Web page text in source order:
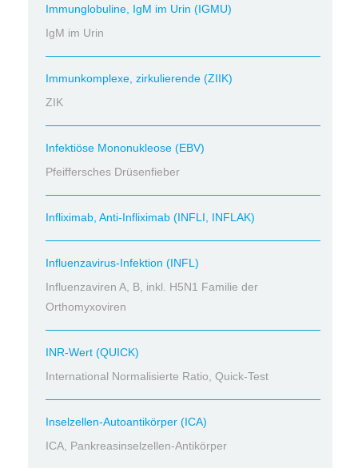
Immunglobuline, IgM im Urin (IGMU)
IgM im Urin
Immunkomplexe, zirkulierende (ZIIK)
ZIK
Infektiöse Mononukleose (EBV)
Pfeiffersches Drüsenfieber
Infliximab, Anti-Infliximab (INFLI, INFLAK)
Influenzavirus-Infektion (INFL)
Influenzaviren A, B, inkl. H5N1 Familie der
Orthomyxoviren
INR-Wert (QUICK)
International Normalisierte Ratio, Quick-Test
Inselzellen-Autoantikörper (ICA)
ICA, Pankreasinselzellen-Antikörper